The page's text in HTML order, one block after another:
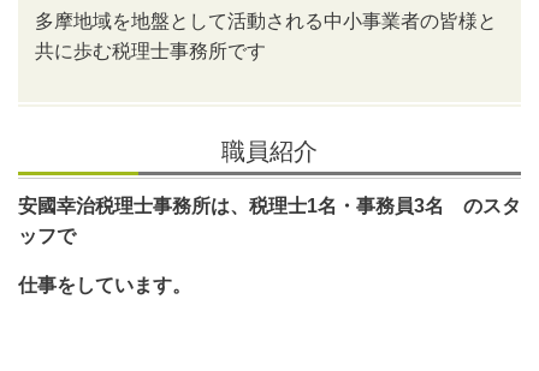
多摩地域を地盤として活動される中小事業者の皆様と
共に歩む税理士事務所です
職員紹介
安國幸治税理士事務所は、税理士1名・事務員3名 のスタ
ッフで
仕事をしています。